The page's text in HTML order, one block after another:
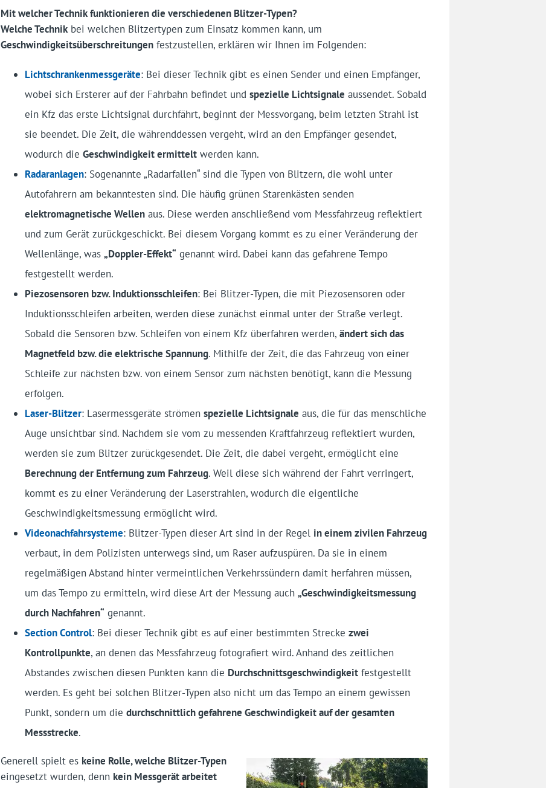
Mit welcher Technik funktionieren die verschiedenen Blitzer-Typen?
Welche Technikbei welchen Blitzertypen zum Einsatz kommen kann, um
Geschwindigkeitsüberschreitungenfestzustellen, erklären wir Ihnen im Folgenden:
Lichtschrankenmessgeräte: Bei dieser Technik gibt es einen Sender und einen Empfänger,
wobei sich Ersterer auf der Fahrbahn befindet und spezielle Lichtsignale aussendet. Sobald
ein Kfz das erste Lichtsignal durchfährt, beginnt der Messvorgang, beim letzten Strahl ist
sie beendet. Die Zeit, die währenddessen vergeht, wird an den Empfänger gesendet,
wodurch die Geschwindigkeit ermitteltwerden kann.
Radaranlagen: Sogenannte „Radarfallen“ sind die Typen von Blitzern, die wohl unter
Autofahrern am bekanntesten sind. Die häufig grünen Starenkästen senden
elektromagnetische Wellenaus. Diese werden anschließend vom Messfahrzeug reflektiert
und zum Gerät zurückgeschickt. Bei diesem Vorgang kommt es zu einer Veränderung der
Wellenlänge, was „Doppler-Effekt“ genannt wird. Dabei kann das gefahrene Tempo
festgestellt werden.
Piezosensoren bzw. Induktionsschleifen: Bei Blitzer-Typen, die mit Piezosensoren oder
Induktionsschleifen arbeiten, werden diese zunächst einmal unter der Straße verlegt.
Sobald die Sensoren bzw. Schleifen von einem Kfz überfahren werden, ändert sich das
Magnetfeld bzw. die elektrische Spannung. Mithilfe der Zeit, die das Fahrzeug von einer
Schleife zur nächsten bzw. von einem Sensor zum nächsten benötigt, kann die Messung
erfolgen.
Laser-Blitzer: Lasermessgeräte strömen spezielle Lichtsignale aus, die für das menschliche
Auge unsichtbar sind. Nachdem sie vom zu messenden Kraftfahrzeug reflektiert wurden,
werden sie zum Blitzer zurückgesendet. Die Zeit, die dabei vergeht, ermöglicht eine
Berechnung der Entfernung zum Fahrzeug. Weil diese sich während der Fahrt verringert,
kommt es zu einer Veränderung der Laserstrahlen, wodurch die eigentliche
Geschwindigkeitsmessung ermöglicht wird.
Videonachfahrsysteme: Blitzer-Typen dieser Art sind in der Regel in einem zivilen Fahrzeug
verbaut, in dem Polizisten unterwegs sind, um Raser aufzuspüren. Da sie in einem
regelmäßigen Abstand hinter vermeintlichen Verkehrssündern damit herfahren müssen,
um das Tempo zu ermitteln, wird diese Art der Messung auch „Geschwindigkeitsmessung
durch Nachfahren“ genannt.
Section Control: Bei dieser Technik gibt es auf einer bestimmten Strecke zwei
Kontrollpunkte, an denen das Messfahrzeug fotografiert wird. Anhand des zeitlichen
Abstandes zwischen diesen Punkten kann die Durchschnittsgeschwindigkeitfestgestellt
werden. Es geht bei solchen Blitzer-Typen also nicht um das Tempo an einem gewissen
Punkt, sondern um die durchschnittlich gefahrene Geschwindigkeit auf der gesamten
Messstrecke.
Generell spielt es keine Rolle, welche Blitzer-Typen
eingesetzt wurden, denn kein Messgerät arbeitet